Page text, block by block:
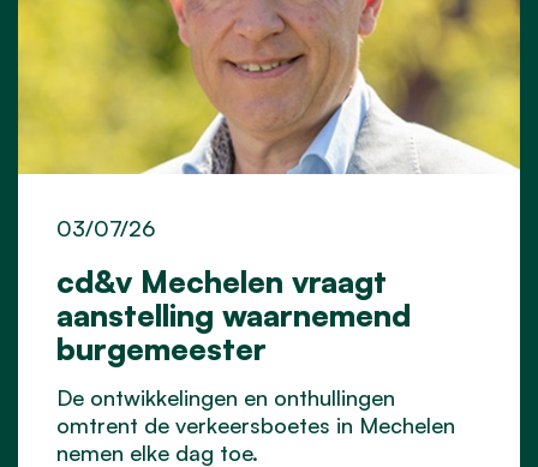
cd&v Mechelen vraagt
aanstelling waarnemend
burgemeester
03/07/26
De ontwikkelingen en onthullingen
omtrent de verkeersboetes in Mechelen
nemen elke dag toe.